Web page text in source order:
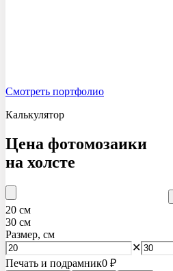
Смотреть портфолио
Калькулятор
Цена фотомозаики
на холсте
20 см
30 см
Размер, см
✕
Печать и подрамник0 ₽